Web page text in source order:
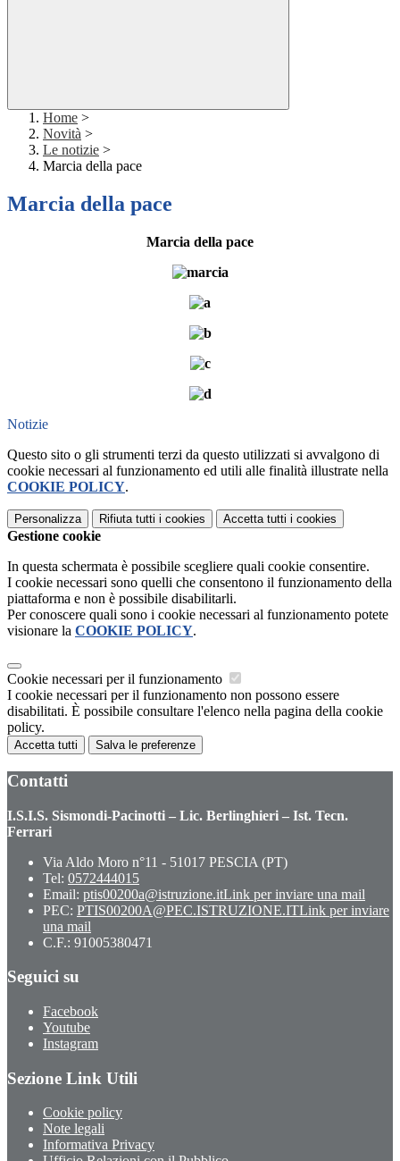
Home >
Novità >
Le notizie >
Marcia della pace
Marcia della pace
Marcia della pace
Notizie
Questo sito o gli strumenti terzi da questo utilizzati si avvalgono di
cookie necessari al funzionamento ed utili alle finalità illustrate nella
COOKIE POLICY.
Personalizza Rifiuta tutti i cookies Accetta tutti i cookies
Gestione cookie
In questa schermata è possibile scegliere quali cookie consentire.
I cookie necessari sono quelli che consentono il funzionamento della
piattaforma e non è possibile disabilitarli.
Per conoscere quali sono i cookie necessari al funzionamento potete
visionare la COOKIE POLICY.
Cookie necessari per il funzionamento
I cookie necessari per il funzionamento non possono essere
disabilitati. È possibile consultare l'elenco nella pagina della cookie
policy.
Accetta tutti Salva le preferenze
Contatti
I.S.I.S. Sismondi-Pacinotti – Lic. Berlinghieri – Ist. Tecn.
Ferrari
Via Aldo Moro n°11 - 51017 PESCIA (PT)
Tel: 0572444015
Email: ptis00200a@istruzione.itLink per inviare una mail
PEC: PTIS00200A@PEC.ISTRUZIONE.ITLink per inviare
una mail
C.F.: 91005380471
Seguici su
Facebook
Youtube
Instagram
Sezione Link Utili
Cookie policy
Note legali
Informativa Privacy